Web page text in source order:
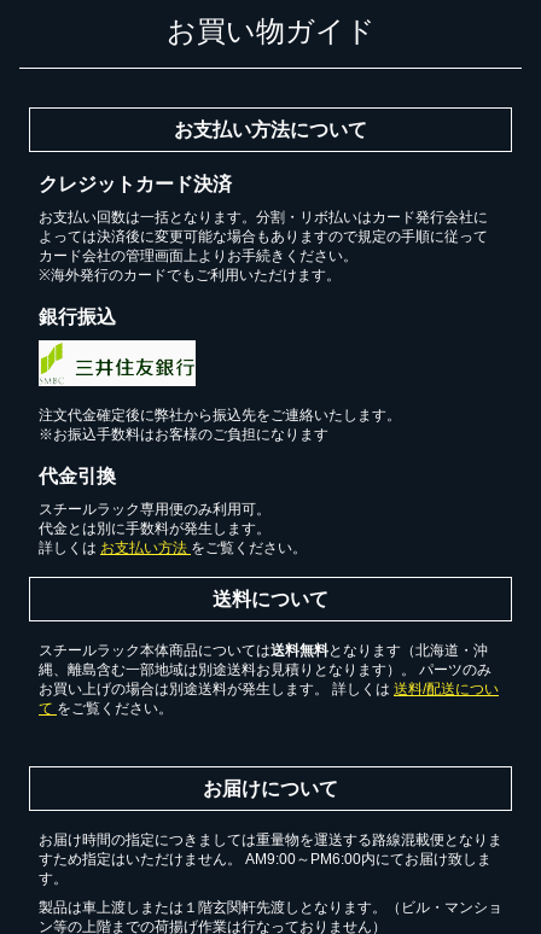
お買い物ガイド
お支払い方法について
クレジットカード決済
お支払い回数は一括となります。分割・リボ払いはカード発行会社に
よっては決済後に変更可能な場合もありますので規定の手順に従って
カード会社の管理画面上よりお手続きください。
※海外発行のカードでもご利用いただけます。
銀行振込
注文代金確定後に弊社から振込先をご連絡いたします。
※お振込手数料はお客様のご負担になります
代金引換
スチールラック専用便のみ利用可。
代金とは別に手数料が発生します。
詳しくは お支払い方法 をご覧ください。
送料について
スチールラック本体商品については送料無料となります（北海道・沖
縄、離島含む一部地域は別途送料お見積りとなります）。 パーツのみ
お買い上げの場合は別途送料が発生します。 詳しくは 送料/配送につい
て をご覧ください。
お届けについて
お届け時間の指定につきましては重量物を運送する路線混載便となりま
すため指定はいただけません。 AM9:00～PM6:00内にてお届け致しま
す。
製品は車上渡しまたは１階玄関軒先渡しとなります。（ビル・マンショ
ン等の上階までの荷揚げ作業は行なっておりません）